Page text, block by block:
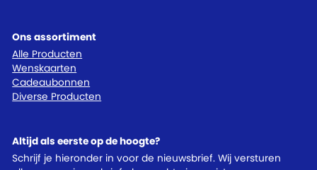
Ons assortiment
Alle Producten
Wenskaarten
Cadeaubonnen
Diverse Producten
Altijd als eerste op de hoogte?
Schrijf je hieronder in voor de nieuwsbrief. Wij versturen